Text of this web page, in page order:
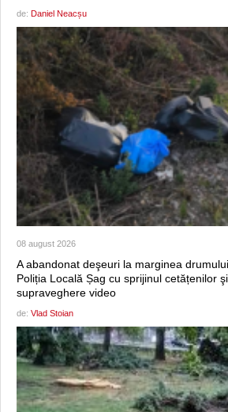
de: Daniel Neacșu
08 august 2026
A abandonat deşeuri la marginea
Poliția Locală Șag cu sprijinul cetățenilor
supraveghere video
de: Vlad Stoian